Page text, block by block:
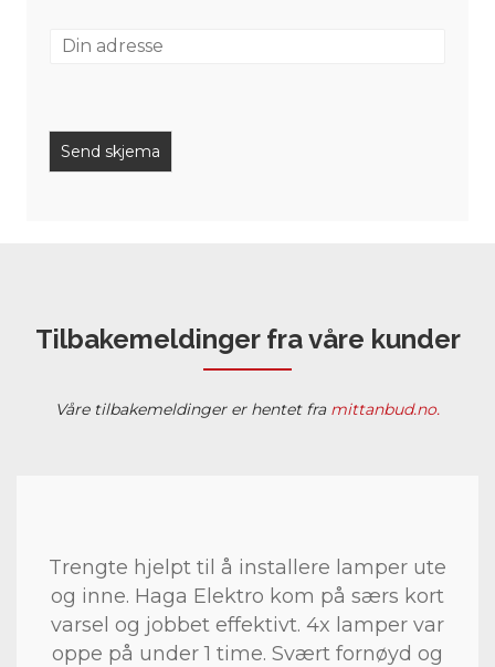
Send skjema
Tilbakemeldinger fra våre kunder
Våre tilbakemeldinger er hentet fra mittanbud.no.
Trengte hjelpt til å installere lamper ute
og inne. Haga Elektro kom på særs kort
varsel og jobbet effektivt. 4x lamper var
oppe på under 1 time. Svært fornøyd og